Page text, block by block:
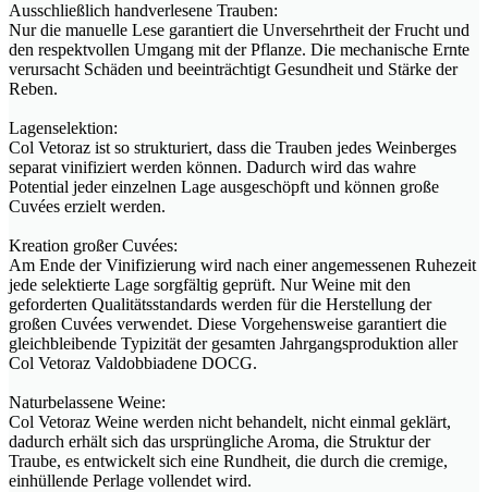
Ausschließlich handverlesene Trauben:
Nur die manuelle Lese garantiert die Unversehrtheit der Frucht und
den respektvollen Umgang mit der Pflanze. Die mechanische Ernte
verursacht Schäden und beeinträchtigt Gesundheit und Stärke der
Reben.
Lagenselektion:
Col Vetoraz ist so strukturiert, dass die Trauben jedes Weinberges
separat vinifiziert werden können. Dadurch wird das wahre
Potential jeder einzelnen Lage ausgeschöpft und können große
Cuvées erzielt werden.
Kreation großer Cuvées:
Am Ende der Vinifizierung wird nach einer angemessenen Ruhezeit
jede selektierte Lage sorgfältig geprüft. Nur Weine mit den
geforderten Qualitätsstandards werden für die Herstellung der
großen Cuvées verwendet. Diese Vorgehensweise garantiert die
gleichbleibende Typizität der gesamten Jahrgangsproduktion aller
Col Vetoraz Valdobbiadene DOCG.
Naturbelassene Weine:
Col Vetoraz Weine werden nicht behandelt, nicht einmal geklärt,
dadurch erhält sich das ursprüngliche Aroma, die Struktur der
Traube, es entwickelt sich eine Rundheit, die durch die cremige,
einhüllende Perlage vollendet wird.